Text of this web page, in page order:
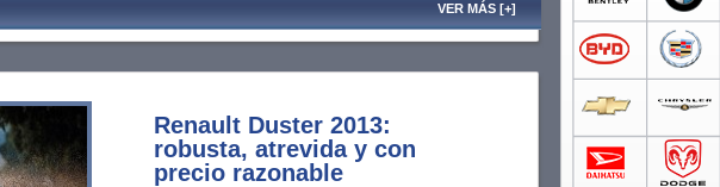
VER MÁS [+]
Renault Duster 2013:
robusta, atrevida y con
precio razonable